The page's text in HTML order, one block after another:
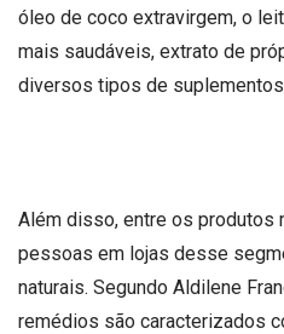
óleo de coco extravirgem, o
mais saudáveis, extrato de
diversos tipos de
Além disso, entre os produtos
pessoas em lojas desse
naturais. Segundo Aldilene
remédios são caracterizados